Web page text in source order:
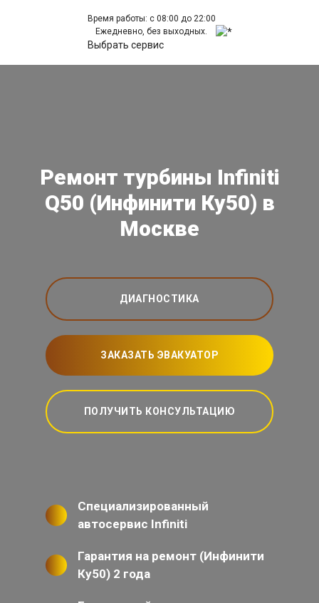
Время работы: с 08:00 до 22:00
Ежедневно, без выходных.
Выбрать сервис
Ремонт турбины Infiniti
Q50 (Инфинити Ку50) в
Москве
ДИАГНОСТИКА
ЗАКАЗАТЬ ЭВАКУАТОР
ПОЛУЧИТЬ КОНСУЛЬТАЦИЮ
Специализированный
автосервис Infiniti
Гарантия на ремонт (Инфинити
Ку50) 2 года